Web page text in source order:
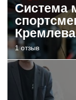
Система
1 отзыв